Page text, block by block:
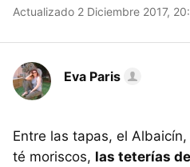
Actualizado 2 Diciembre 2017,
Eva Paris
Entre las tapas, el
té moriscos, las teterías